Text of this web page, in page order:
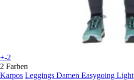
+-2
2 Farben
Karpos Leggings Damen Easygoing Light